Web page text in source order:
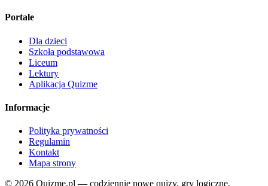
Portale
Dla dzieci
Szkoła podstawowa
Liceum
Lektury
Aplikacja Quizme
Informacje
Polityka prywatności
Regulamin
Kontakt
Mapa strony
© 2026 Quizme.pl — codziennie nowe quizy, gry logiczne,